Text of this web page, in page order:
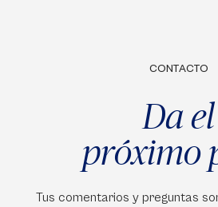
CONTACTO
Da el
próximo
Tus comentarios y preguntas